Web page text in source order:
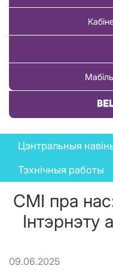
News
menu
Цэнтральныя
Тэхнічныя работы
СМІ пра
Інтэрнэту
09.06.2025